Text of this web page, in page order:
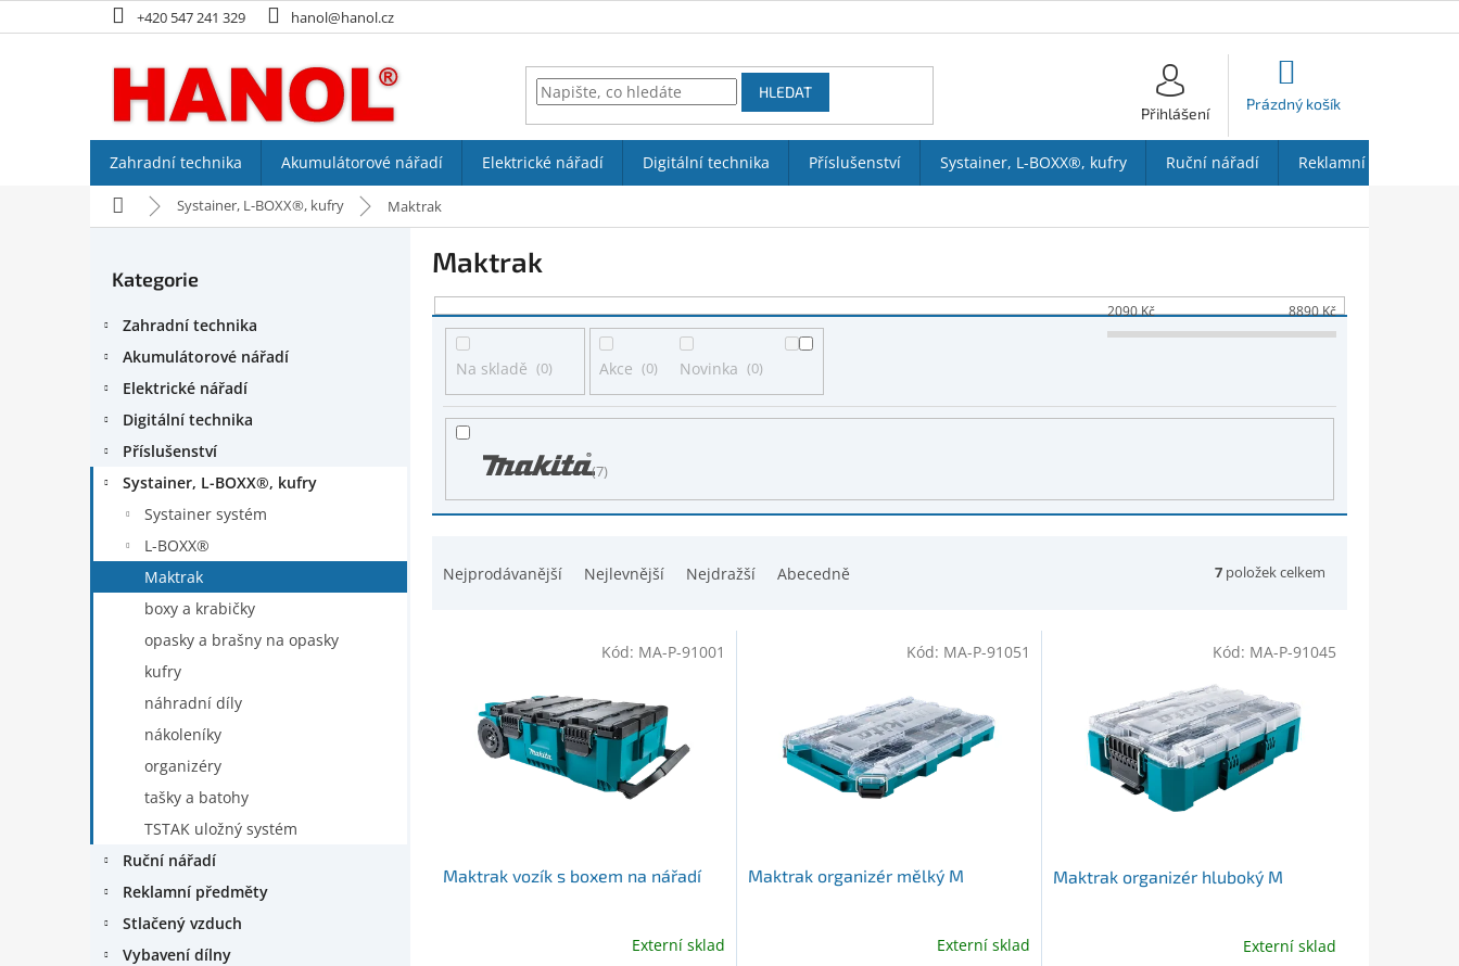
na
+420 547 241 329 hanol@hanol.cz
HLEDAT
Přihlášení
Prázdný košík
Zahradní technika Akumulátorové nářadí Elektrické nářadí Digitální technika Příslušenství Systainer, L-BOXX®, kufry Ruční nářadí Reklamní předměty
Domů Systainer, L-BOXX®, kufry Maktrak
Přeskočit
Kategorie
Zahradní technika
Akumulátorové nářadí
Elektrické nářadí
Digitální technika
Příslušenství
Systainer, L-BOXX®, kufry
Systainer systém
L-BOXX®
Maktrak
boxy a krabičky
opasky a brašny na opasky
kufry
náhradní díly
nákoleníky
organizéry
tašky a batohy
TSTAK uložný systém
Ruční nářadí
Reklamní předměty
Stlačený vzduch
Vybavení dílny
Maktrak
Nejprodávanější Nejlevnější Nejdražší Abecedně 7 položek celkem
2090Kč 8890Kč
Na skladě 0 Akce 0 Novinka 0
7
V
u
Maktrak vozík s boxem na nářadí
Externí sklad
Kód: MA-P-91001
Maktrak organizér mělký M
Externí sklad
Kód: MA-P-91051
Maktrak organizér hluboký M
Externí sklad
Kód: MA-P-91045